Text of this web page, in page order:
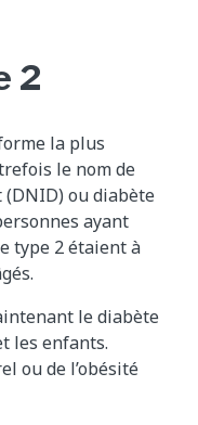
2
la plus
le nom de
ou diabète
ayant
type 2 étaient à
le diabète
les enfants.
ou de l’obésité